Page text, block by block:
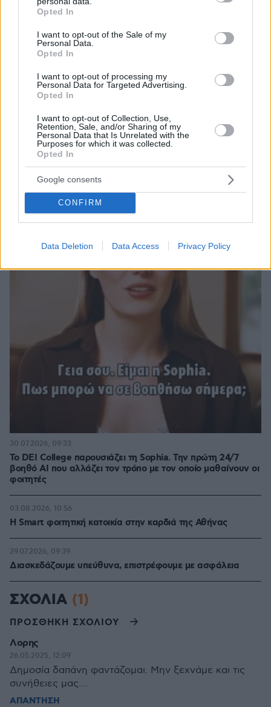
grant or deny consent to Google and its third-party tags to
use your data for below specified purposes in below Google
consent section.
Opted In
I want to opt-out of the Sale of my
Personal Data.
Opted In
I want to opt-out of processing my
Personal Data for Targeted Advertising.
Opted In
I want to opt-out of Collection, Use,
Retention, Sale, and/or Sharing of my
Personal Data that Is Unrelated with the
Purposes for which it was collected.
Opted In
Google consents
CONFIRM
Data Deletion Data Access Privacy Policy
Πέθανε ο πρώην υπουργός του ΠΑΣΟΚ Χρήστος
Ροκόφυλλος
Thema Insights
Το DEI College παρουσιάζει τη Sophia. Την πρώτη 24/7
βοηθό AI που αλλάζει τον τρόπο με τον οποίο μαθαίνουν οι
φοιτητές
30.07.2026, 09:33
Η Smart φοιτητική κατοικία στην καρδιά της Αθήνας
03.08.2026, 10:56
Διασκεδάζουμε υπεύθυνα, επιστρέφουμε με ασφάλεια
29.07.2026, 09:39
ΣΧΟΛΙΑ (1)
ΠΡΟΣΘΗΚΗ ΣΧΟΛΙΟΥ
Λορης
26.05.2025, 12:09
Δημοσία δαπάνη φαντάζομαι. Μην ξεχνάμε και τις
συνήθειες μας....
ΑΠΑΝΤΗΣΗ